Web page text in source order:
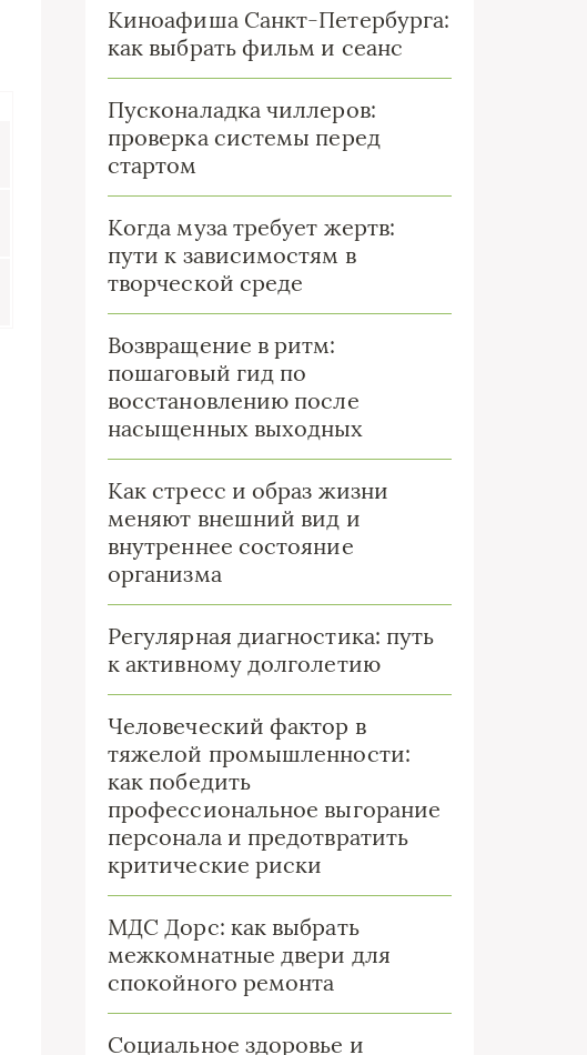
Киноафиша Санкт-Петербурга:
как выбрать фильм и сеанс
Пусконаладка чиллеров:
проверка системы перед
стартом
Когда муза требует жертв:
пути к зависимостям в
творческой среде
Возвращение в ритм:
пошаговый гид по
восстановлению после
насыщенных выходных
Как стресс и образ жизни
меняют внешний вид и
внутреннее состояние
организма
Регулярная диагностика: путь
к активному долголетию
Человеческий фактор в
тяжелой промышленности:
как победить
профессиональное выгорание
персонала и предотвратить
критические риски
МДС Дорс: как выбрать
межкомнатные двери для
спокойного ремонта
Социальное здоровье и